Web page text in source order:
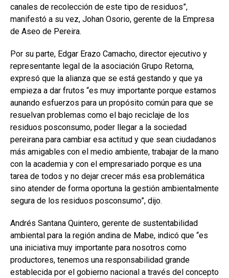
canales de recolección de este tipo de residuos”,
manifestó a su vez, Johan Osorio, gerente de la Empresa
de Aseo de Pereira.
Por su parte, Edgar Erazo Camacho, director ejecutivo y
representante legal de la asociación Grupo Retorna,
expresó que la alianza que se está gestando y que ya
empieza a dar frutos “es muy importante porque estamos
aunando esfuerzos para un propósito común para que se
resuelvan problemas como el bajo reciclaje de los
residuos posconsumo, poder llegar a la sociedad
pereirana para cambiar esa actitud y que sean ciudadanos
más amigables con el medio ambiente, trabajar de la mano
con la academia y con el empresariado porque es una
tarea de todos y no dejar crecer más esa problemática
sino atender de forma oportuna la gestión ambientalmente
segura de los residuos posconsumo”, dijo.
Andrés Santana Quintero, gerente de sustentabilidad
ambiental para la región andina de Mabe, indicó que “es
una iniciativa muy importante para nosotros como
productores, tenemos una responsabilidad grande
establecida por el gobierno nacional a través del concepto